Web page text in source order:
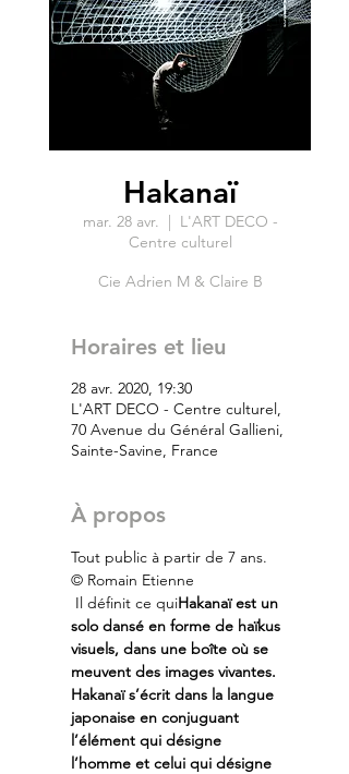
Hakanaï
mar. 28 avr.
  |
L'ART DECO -
Centre culturel
Cie Adrien M & Claire B
Horaires et lieu
28 avr. 2020, 19:30
L'ART DECO - Centre culturel,
70 Avenue du Général Gallieni,
Sainte-Savine, France
À propos
Tout public à partir de 7 ans.
© Romain Etienne
Il définit ce quiHakanaï est un
solo dansé en forme de haïkus
visuels, dans une boîte où se
meuvent des images vivantes.
Hakanaï s’écrit dans la langue
japonaise en conjuguant
l’élément qui désigne
l’homme et celui qui désigne